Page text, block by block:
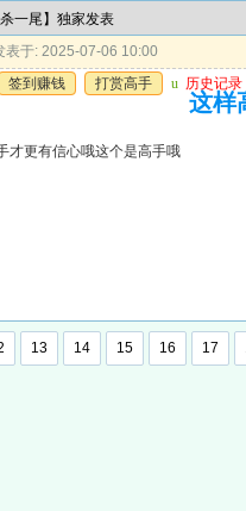
一尾】独家发表
表于: 2025-07-06 10:00
签到赚钱
打赏高手 u 历史记录
这样
才更有信心哦这个是高手哦
13 14 15 16 17